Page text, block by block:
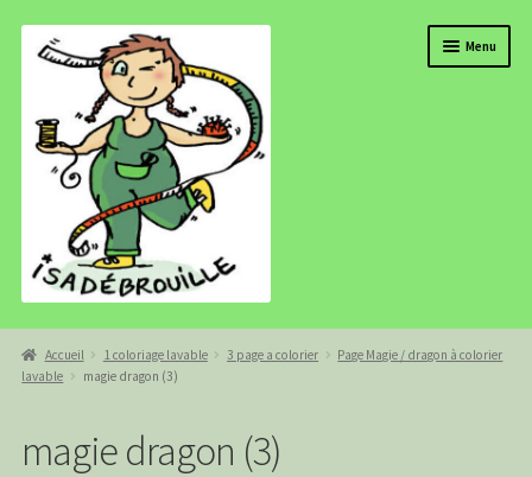
navigation
au
Menu
BOUTIQUE
ISADEBROUILLE
Accueil 1 coloriage lavable 3 page a colorier
Page Magie / dragon à colorier
lavable
magie dragon (3)
magie dragon (3)